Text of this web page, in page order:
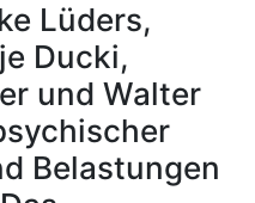
Lüders,
Ducki,
und Walter
Belastungen